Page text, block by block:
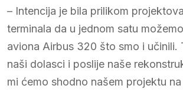
– Intencija je bila prilikom
terminala da u jednom satu
aviona Airbus 320 što smo i učinili.
naši dolasci i poslije naše
mi ćemo shodno našem projektu